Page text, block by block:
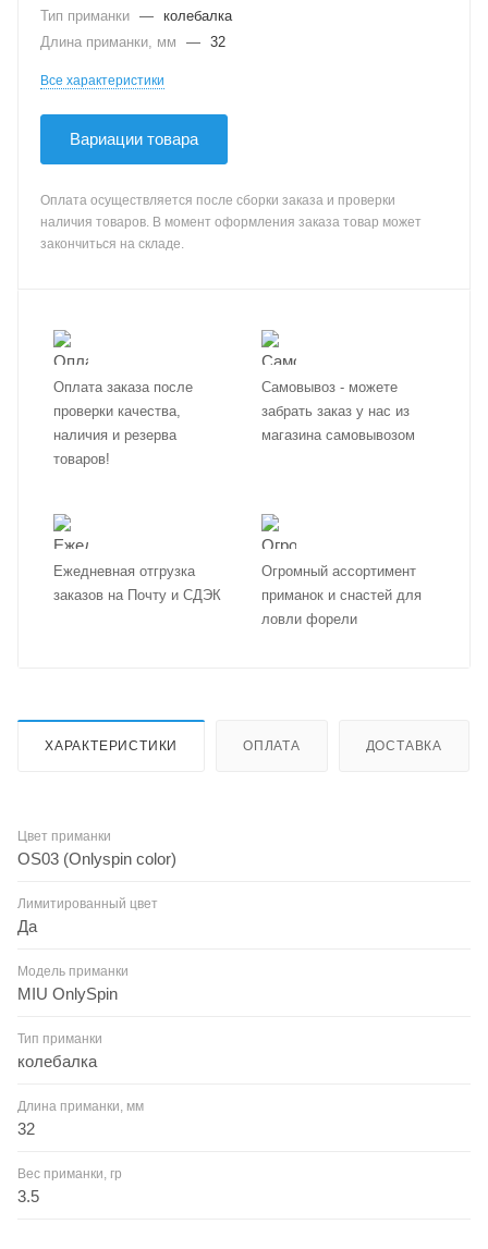
Тип приманки — колебалка
Длина приманки, мм
— 32
Все характеристики
Вариации товара
Оплата осуществляется после сборки заказа и проверки
наличия товаров. В момент оформления заказа товар может
закончиться на складе.
Оплата заказа после
проверки качества,
наличия и резерва
товаров!
Самовывоз - можете
забрать заказ у нас из
магазина самовывозом
Ежедневная отгрузка
заказов на Почту и СДЭК
Огромный ассортимент
приманок и снастей для
ловли форели
ХАРАКТЕРИСТИКИ ОПЛАТА ДОСТАВКА
Цвет приманки
OS03 (Onlyspin color)
Лимитированный цвет
Да
Модель приманки
MIU OnlySpin
Тип приманки
колебалка
Длина приманки, мм
32
Вес приманки, гр
3.5